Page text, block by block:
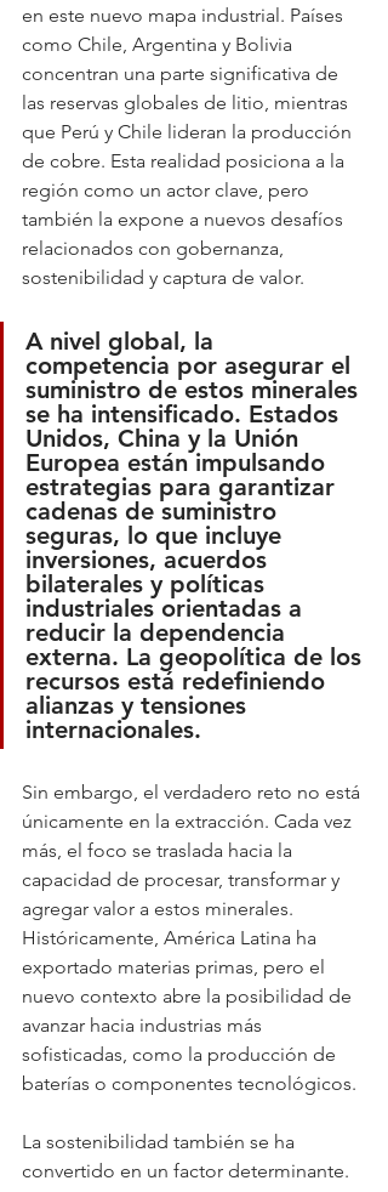
en este nuevo mapa industrial. Países
como Chile, Argentina y Bolivia
concentran una parte significativa de
las reservas globales de litio, mientras
que Perú y Chile lideran la producción
de cobre. Esta realidad posiciona a la
región como un actor clave, pero
también la expone a nuevos desafíos
relacionados con gobernanza,
sostenibilidad y captura de valor.
A nivel global, la
competencia por asegurar el
suministro de estos minerales
se ha intensificado. Estados
Unidos, China y la Unión
Europea están impulsando
estrategias para garantizar
cadenas de suministro
seguras, lo que incluye
inversiones, acuerdos
bilaterales y políticas
industriales orientadas a
reducir la dependencia
externa. La geopolítica de los
recursos está redefiniendo
alianzas y tensiones
internacionales.
Sin embargo, el verdadero reto no está
únicamente en la extracción. Cada vez
más, el foco se traslada hacia la
capacidad de procesar, transformar y
agregar valor a estos minerales.
Históricamente, América Latina ha
exportado materias primas, pero el
nuevo contexto abre la posibilidad de
avanzar hacia industrias más
sofisticadas, como la producción de
baterías o componentes tecnológicos.
La sostenibilidad también se ha
convertido en un factor determinante.